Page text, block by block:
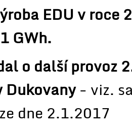
EDU v roce
GWh.
o další provoz
- viz.
dne 2.1.2017